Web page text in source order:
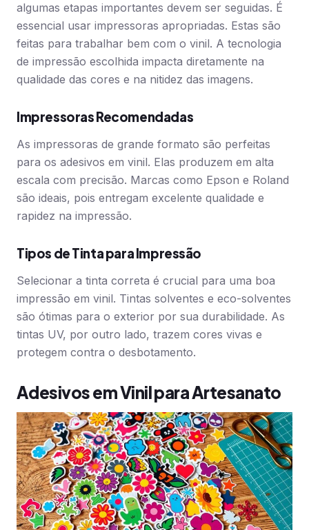
algumas etapas importantes devem ser seguidas. É
essencial usar impressoras apropriadas. Estas são
feitas para trabalhar bem com o vinil. A tecnologia
de impressão escolhida impacta diretamente na
qualidade das cores e na nitidez das imagens.
Impressoras Recomendadas
As impressoras de grande formato são perfeitas
para os adesivos em vinil. Elas produzem em alta
escala com precisão. Marcas como Epson e Roland
são ideais, pois entregam excelente qualidade e
rapidez na impressão.
Tipos de Tinta para Impressão
Selecionar a tinta correta é crucial para uma boa
impressão em vinil. Tintas solventes e eco-solventes
são ótimas para o exterior por sua durabilidade. As
tintas UV, por outro lado, trazem cores vivas e
protegem contra o desbotamento.
Adesivos em Vinil para Artesanato